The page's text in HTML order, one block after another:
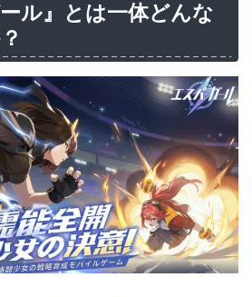
ル』とは一体どんな